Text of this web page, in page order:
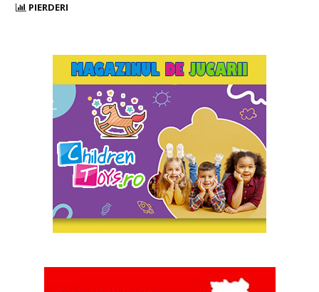
PIERDERI